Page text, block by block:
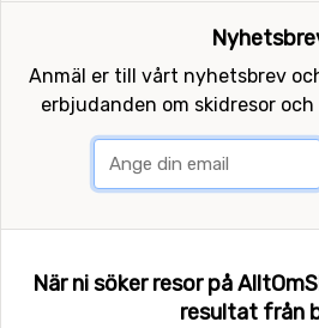
Anmäl er till vårt nyhetsbrev
erbjudanden om skidresor
När ni söker resor på
resultat från